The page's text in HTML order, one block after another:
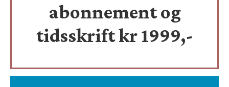
abonnement og
tidsskriftkr 1999,-